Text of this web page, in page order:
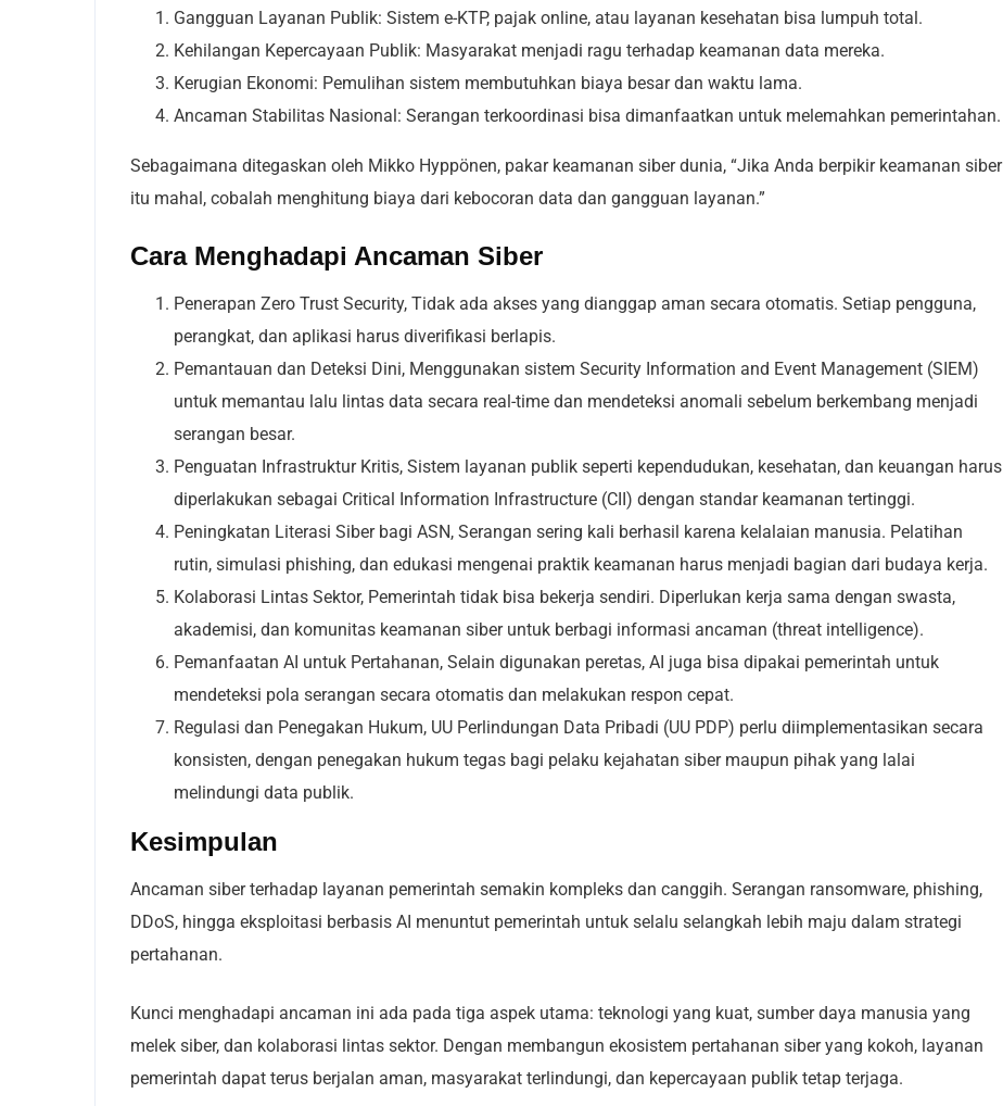
Gangguan Layanan Publik: Sistem e-KTP, pajak online, atau layanan kesehatan bisa lumpuh total.
Kehilangan Kepercayaan Publik: Masyarakat menjadi ragu terhadap keamanan data mereka.
Kerugian Ekonomi: Pemulihan sistem membutuhkan biaya besar dan waktu lama.
Ancaman Stabilitas Nasional: Serangan terkoordinasi bisa dimanfaatkan untuk melemahkan pemerintahan.
Sebagaimana ditegaskan oleh Mikko Hyppönen, pakar keamanan siber dunia, “Jika Anda berpikir keamanan siber
itu mahal, cobalah menghitung biaya dari kebocoran data dan gangguan layanan.”
Cara Menghadapi Ancaman Siber
Penerapan Zero Trust Security, Tidak ada akses yang dianggap aman secara otomatis. Setiap pengguna,
perangkat, dan aplikasi harus diverifikasi berlapis.
Pemantauan dan Deteksi Dini, Menggunakan sistem Security Information and Event Management (SIEM)
untuk memantau lalu lintas data secara real-time dan mendeteksi anomali sebelum berkembang menjadi
serangan besar.
Penguatan Infrastruktur Kritis, Sistem layanan publik seperti kependudukan, kesehatan, dan keuangan harus
diperlakukan sebagai Critical Information Infrastructure (CII) dengan standar keamanan tertinggi.
Peningkatan Literasi Siber bagi ASN, Serangan sering kali berhasil karena kelalaian manusia. Pelatihan
rutin, simulasi phishing, dan edukasi mengenai praktik keamanan harus menjadi bagian dari budaya kerja.
Kolaborasi Lintas Sektor, Pemerintah tidak bisa bekerja sendiri. Diperlukan kerja sama dengan swasta,
akademisi, dan komunitas keamanan siber untuk berbagi informasi ancaman (threat intelligence).
Pemanfaatan AI untuk Pertahanan, Selain digunakan peretas, AI juga bisa dipakai pemerintah untuk
mendeteksi pola serangan secara otomatis dan melakukan respon cepat.
Regulasi dan Penegakan Hukum, UU Perlindungan Data Pribadi (UU PDP) perlu diimplementasikan secara
konsisten, dengan penegakan hukum tegas bagi pelaku kejahatan siber maupun pihak yang lalai
melindungi data publik.
Kesimpulan
Ancaman siber terhadap layanan pemerintah semakin kompleks dan canggih. Serangan ransomware, phishing,
DDoS, hingga eksploitasi berbasis AI menuntut pemerintah untuk selalu selangkah lebih maju dalam strategi
pertahanan.
Kunci menghadapi ancaman ini ada pada tiga aspek utama: teknologi yang kuat, sumber daya manusia yang
melek siber, dan kolaborasi lintas sektor. Dengan membangun ekosistem pertahanan siber yang kokoh, layanan
pemerintah dapat terus berjalan aman, masyarakat terlindungi, dan kepercayaan publik tetap terjaga.